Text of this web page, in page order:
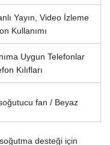
Yayın, Video İzleme
Kullanımı
Uygun Telefonlar
Kılıfları
fan / Beyaz
desteği için